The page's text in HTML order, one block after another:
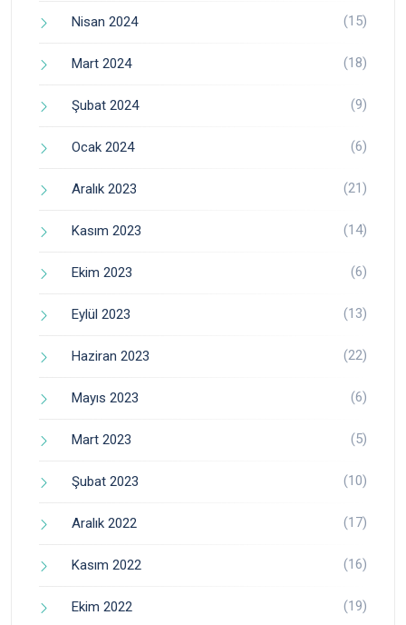
Nisan 2024 (15)
Mart 2024 (18)
Şubat 2024 (9)
Ocak 2024 (6)
Aralık 2023 (21)
Kasım 2023 (14)
Ekim 2023 (6)
Eylül 2023 (13)
Haziran 2023 (22)
Mayıs 2023 (6)
Mart 2023 (5)
Şubat 2023 (10)
Aralık 2022 (17)
Kasım 2022 (16)
Ekim 2022 (19)